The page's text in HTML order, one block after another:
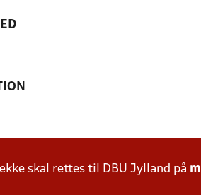
skal rettes til DBU Jylland på